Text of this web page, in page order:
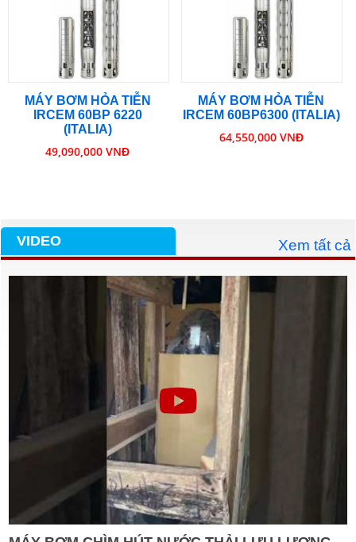
MÁY BƠM HỎA TIỄN
IRCEM 60BP 6220
(ITALIA)
49,090,000 VNĐ
MÁY BƠM HỎA TIỄN
IRCEM 60BP6300 (ITALIA)
64,550,000 VNĐ
VIDEO Xem tất cả